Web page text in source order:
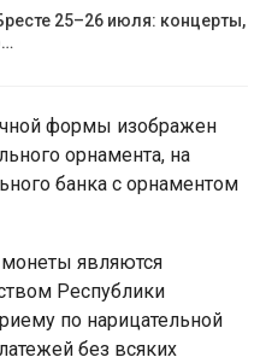
25–26 июля: концерты,
формы изображен
орнамента, на
банка с орнаментом
являются
Республики
по нарицательной
без всяких